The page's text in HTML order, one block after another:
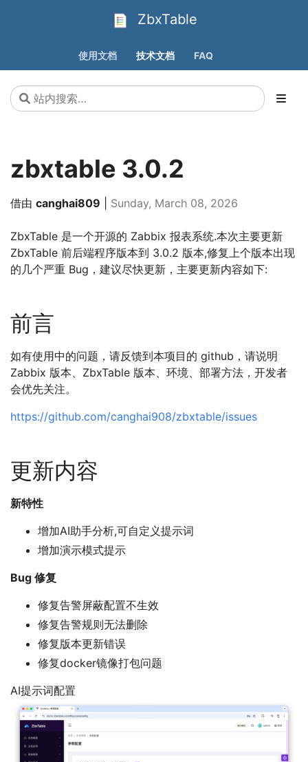
ZbxTable
使用文档 技术文档 FAQ
zbxtable 3.0.2
借由 canghai809 Sunday, March 08, 2026
ZbxTable 是一个开源的 Zabbix 报表系统.本次主要更新
ZbxTable 前后端程序版本到 3.0.2 版本,修复上个版本出现
的几个严重 Bug，建议尽快更新，主要更新内容如下:
前言
如有使用中的问题，请反馈到本项目的 github，请说明
Zabbix 版本、ZbxTable 版本、环境、部署方法，开发者
会优先关注。
https://github.com/canghai908/zbxtable/issues
更新内容
新特性
增加AI助手分析,可自定义提示词
增加演示模式提示
Bug 修复
修复告警屏蔽配置不生效
修复告警规则无法删除
修复版本更新错误
修复docker镜像打包问题
AI提示词配置